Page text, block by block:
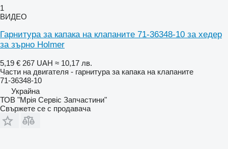
1
ВИДЕО
Гарнитура за капака на клапаните 71-36348-10 за хедер
за зърно Holmer
5,19 € 267 UAH ≈ 10,17 лв.
Части на двигателя - гарнитура за капака на клапаните
71-36348-10
Украйна
ТОВ "Мрія Сервіс Запчастини"
Свържете се с продавача